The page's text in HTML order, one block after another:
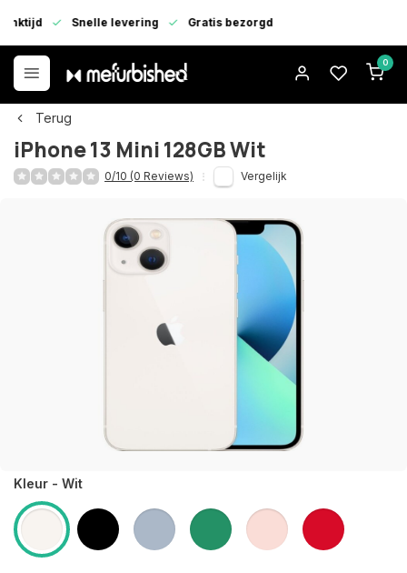
Snelle levering Gratis bezorgd
0
Terug
iPhone 13 Mini 128GB Wit
0/10 (0 Reviews) Vergelijk
Kleur - Wit